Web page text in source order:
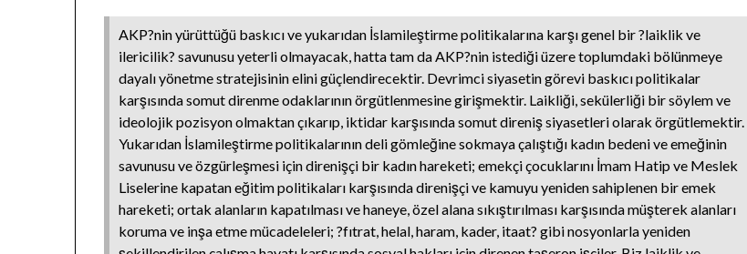
AKP?nin yürüttüğü baskıcı ve yukarıdan İslamileştirme politikalarına karşı genel bir ?laiklik ve
ilericilik? savunusu yeterli olmayacak, hatta tam da AKP?nin istediği üzere toplumdaki bölünmeye
dayalı yönetme stratejisinin elini güçlendirecektir. Devrimci siyasetin görevi baskıcı politikalar
karşısında somut direnme odaklarının örgütlenmesine girişmektir. Laikliği, sekülerliği bir söylem ve
ideolojik pozisyon olmaktan çıkarıp, iktidar karşısında somut direniş siyasetleri olarak örgütlemektir.
Yukarıdan İslamileştirme politikalarının deli gömleğine sokmaya çalıştığı kadın bedeni ve emeğinin
savunusu ve özgürleşmesi için direnişçi bir kadın hareketi; emekçi çocuklarını İmam Hatip ve Meslek
Liselerine kapatan eğitim politikaları karşısında direnişçi ve kamuyu yeniden sahiplenen bir emek
hareketi; ortak alanların kapatılması ve haneye, özel alana sıkıştırılması karşısında müşterek alanları
koruma ve inşa etme mücadeleleri; ?fıtrat, helal, haram, kader, itaat? gibi nosyonlarla yeniden